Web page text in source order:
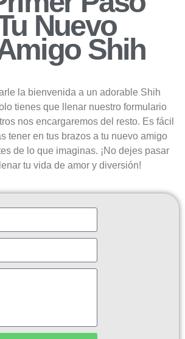
Nuevo
Shih
la bienvenida a un adorable Shih
tienes que llenar nuestro formulario
nos encargaremos del resto. Es fácil
tener en tus brazos a tu nuevo amigo
de lo que imaginas. ¡No dejes pasar
tu vida de amor y diversión!